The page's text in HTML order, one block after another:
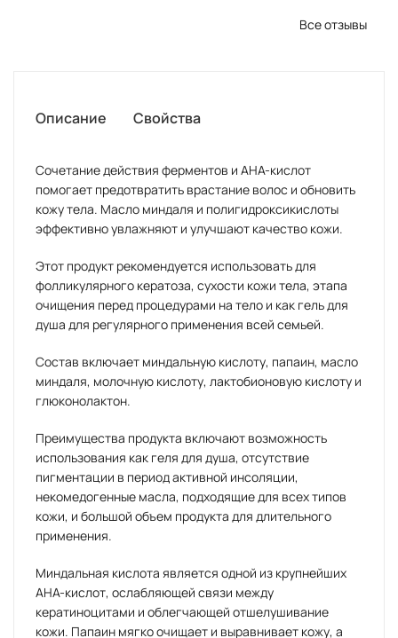
Все отзывы
Описание Свойства
Сочетание действия ферментов и AHA-кислот
помогает предотвратить врастание волос и обновить
кожу тела. Масло миндаля и полигидроксикислоты
эффективно увлажняют и улучшают качество кожи.
Этот продукт рекомендуется использовать для
фолликулярного кератоза, сухости кожи тела, этапа
очищения перед процедурами на тело и как гель для
душа для регулярного применения всей семьей.
Состав включает миндальную кислоту, папаин, масло
миндаля, молочную кислоту, лактобионовую кислоту и
глюконолактон.
Преимущества продукта включают возможность
использования как геля для душа, отсутствие
пигментации в период активной инсоляции,
некомедогенные масла, подходящие для всех типов
кожи, и большой объем продукта для длительного
применения.
Миндальная кислота является одной из крупнейших
AHA-кислот, ослабляющей связи между
кератиноцитами и облегчающей отшелушивание
кожи. Папаин мягко очищает и выравнивает кожу, а